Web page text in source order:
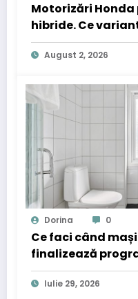
Motorizări Honda
hibride. Ce
August 2, 2026
Dorina 0
Ce faci când
finalizează
Iulie 29, 2026